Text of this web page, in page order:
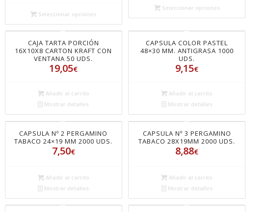
Seleccionar opciones
Seleccionar opciones
CAJA TARTA PORCIÓN
16X10X8 CARTON KRAFT CON
VENTANA 50 UDS.
19,05€
Añadir al carrito
Mostrar detalles
CAPSULA COLOR PASTEL
48×30 MM. ANTIGRASA 1000
UDS.
9,15€
Añadir al carrito
Mostrar detalles
CAPSULA Nº 2 PERGAMINO
TABACO 24×19 MM 2000 UDS.
7,50€
Añadir al carrito
Mostrar detalles
CAPSULA Nº 3 PERGAMINO
TABACO 28X19MM 2000 UDS.
8,88€
Añadir al carrito
Mostrar detalles